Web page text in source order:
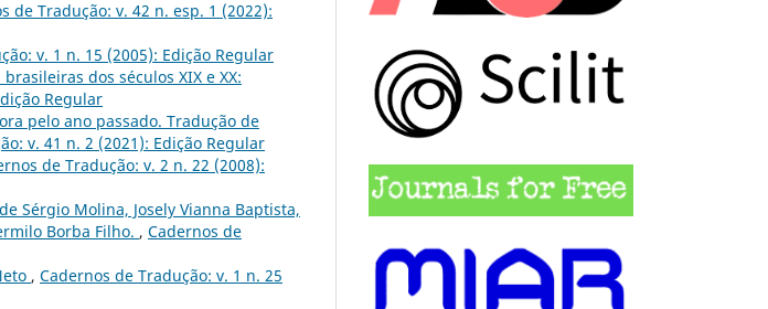
de Tradução: v. 42 n. esp. 1 (2022):
v. 1 n. 15 (2005): Edição Regular
dos séculos XIX e XX:
Regular
pelo ano passado. Tradução de
v. 41 n. 2 (2021): Edição Regular
de Tradução: v. 2 n. 22 (2008):
Sérgio Molina, Josely Vianna Baptista,
Borba Filho. , Cadernos de
, Cadernos de Tradução: v. 1 n. 25